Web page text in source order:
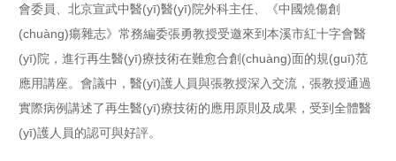
會委員、北京宣武中醫(yī)醫(yī)院外科主任、《中國燒傷創
(chuàng)瘍雜志》常務編委張勇教授受邀來到本溪市紅十字會醫
(yī)院，進行再生醫(yī)療技術在難愈合創(chuàng)面的規(guī)范
應用講座。會議中，醫(yī)護人員與張教授深入交流，張教授通過
實際病例講述了再生醫(yī)療技術的應用原則及成果，受到全體醫
(yī)護人員的認可與好評。